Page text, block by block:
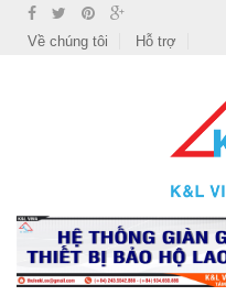
Về chúng tôi
Hỗ trợ